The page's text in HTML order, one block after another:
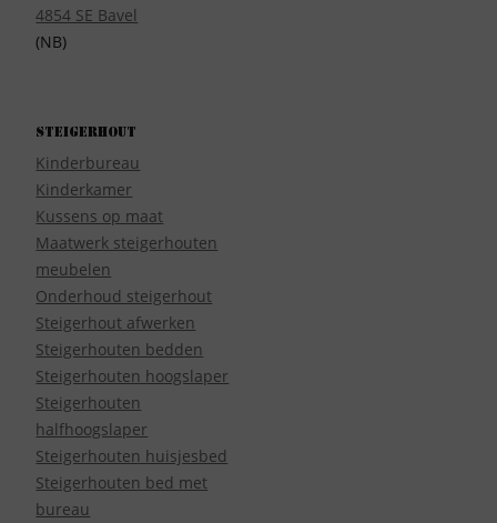
4854 SE Bavel
(NB)
Steigerhout
Kinderbureau
Kinderkamer
Kussens op maat
Maatwerk steigerhouten
meubelen
Onderhoud steigerhout
Steigerhout afwerken
Steigerhouten bedden
Steigerhouten hoogslaper
Steigerhouten
halfhoogslaper
Steigerhouten huisjesbed
Steigerhouten bed met
bureau